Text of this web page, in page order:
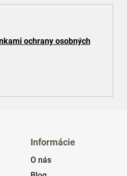
ochrany osobných
Informácie
O nás